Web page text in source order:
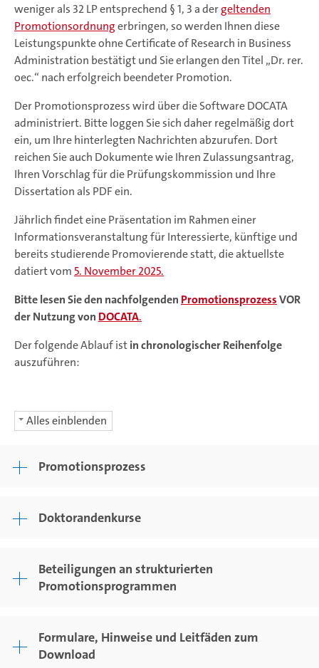
weniger als 32 LP entsprechend § 1, 3 a dergeltenden
Promotionsordnungerbringen, so werden Ihnen diese
Leistungspunkte ohne Certificate of Research in Business
Administration bestätigt und Sie erlangen den Titel „Dr. rer.
oec.“ nach erfolgreich beendeter Promotion.
Der Promotionsprozess wird über die Software DOCATA
administriert. Bitte loggen Sie sich daher regelmäßig dort
ein, um Ihre hinterlegten Nachrichten abzurufen. Dort
reichen Sie auch Dokumente wie Ihren Zulassungsantrag,
Ihren Vorschlag für die Prüfungskommission und Ihre
Dissertation als PDF ein.
Jährlich findet eine Präsentation im Rahmen einer
Informationsveranstaltung für Interessierte, künftige und
bereits studierende Promovierende statt, die aktuellste
datiert vom 5. November 2025.
Bitte lesen Sie den nachfolgenden PromotionsprozessVOR
der Nutzung von DOCATA.
Der folgende Ablauf istin chronologischer Reihenfolge
auszuführen:
Alles einblenden
Promotionsprozess
Doktorandenkurse
Beteiligungen an strukturierten
Promotionsprogrammen
Formulare, Hinweise und Leitfäden zum
Download